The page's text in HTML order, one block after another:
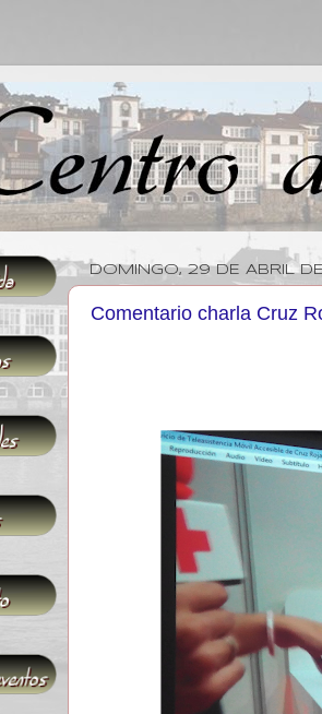
DOMINGO, 29 DE ABRIL
Comentario charla Cruz